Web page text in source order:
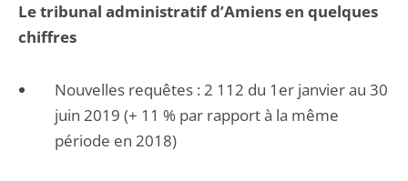
Le tribunal administratif d’Amiens en quelques
chiffres
Nouvelles requêtes : 2 112 du 1er janvier au 30
juin 2019 (+ 11 % par rapport à la même
période en 2018)